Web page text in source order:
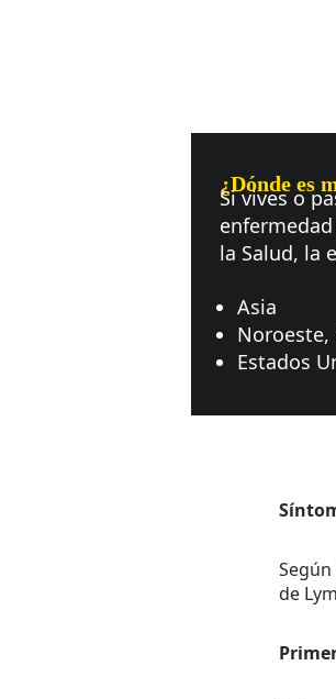
¿Dónde es
Si vives o
la Salud, la
Asia
Noroeste,
Estados
de